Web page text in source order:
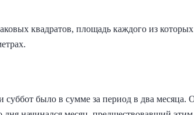
квадратов, площадь каждого из
суббот было в сумме за период в два месяца.